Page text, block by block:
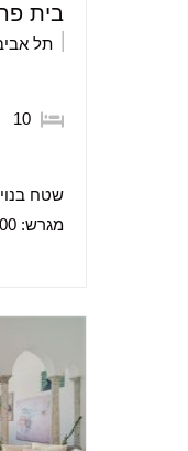
בית
תל
10
שטח
מגרש: